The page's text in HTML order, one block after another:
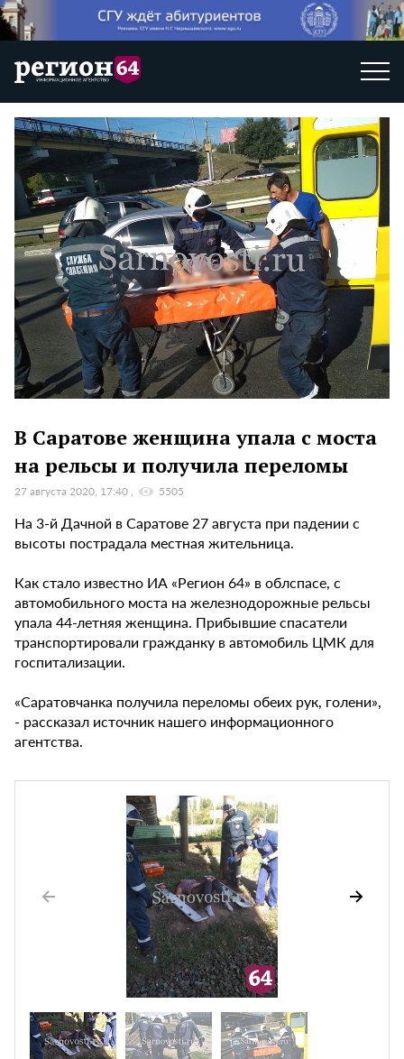
В Саратове женщина упала с моста
на рельсы и получила переломы
27 августа 2020, 17:40 5505
На 3-й Дачной в Саратове 27 августа при падении с
высоты пострадала местная жительница.
Как стало известно ИА «Регион 64» в облспасе, с
автомобильного моста на железнодорожные рельсы
упала 44-летняя женщина. Прибывшие спасатели
транспортировали гражданку в автомобиль ЦМК для
госпитализации.
«Саратовчанка получила переломы обеих рук, голени»,
- рассказал источник нашего информационного
агентства.